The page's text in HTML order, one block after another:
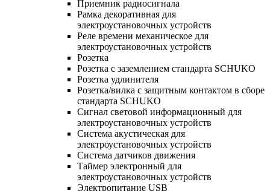
Приемник радиосигнала
Рамка декоративная для
электроустановочных устройств
Реле времени механическое для
электроустановочных устройств
Розетка
Розетка с заземлением стандарта SCHUKO
Розетка удлинителя
Розетка/вилка с защитным контактом в сборе
стандарта SCHUKO
Сигнал световой информационный для
электроустановочных устройств
Система акустическая для
электроустановочных устройств
Система датчиков движения
Таймер электронный для
электроустановочных устройств
Электропитание USB